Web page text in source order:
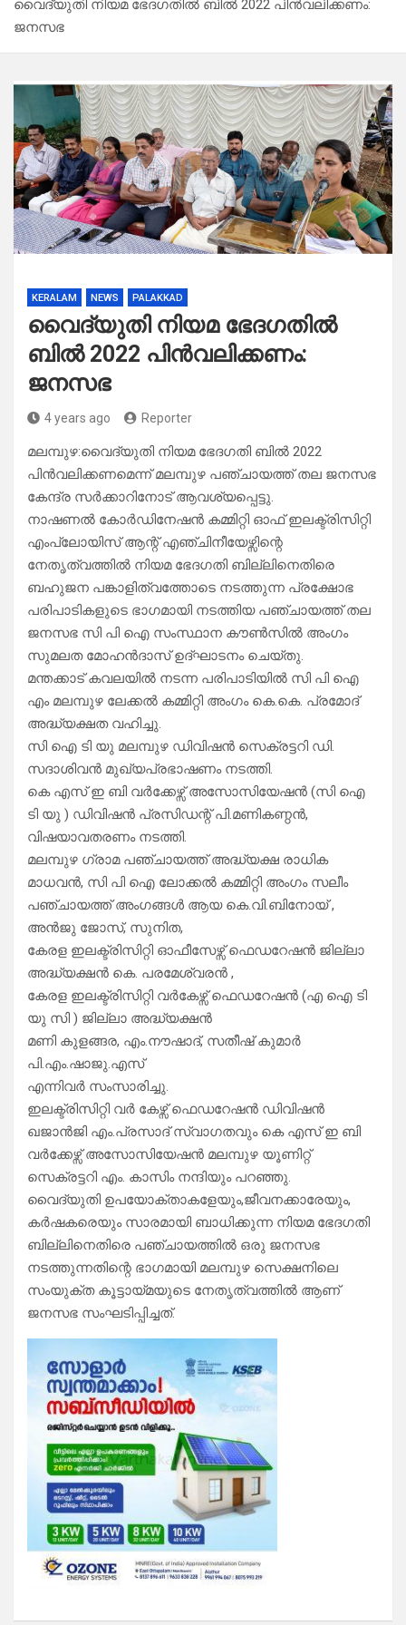
വൈദ്യുതി നിയമ ഭേദഗതിൽ ബിൽ 2022 പിൻവലിക്കണം:
ജനസഭ
KERALAM NEWS PALAKKAD
വൈദ്യുതി നിയമ ഭേദഗതിൽ
ബിൽ 2022 പിൻവലിക്കണം:
ജനസഭ
4 years ago Reporter
മലമ്പുഴ:വൈദ്യുതി നിയമ ഭേദഗതി ബിൽ 2022
പിൻവലിക്കണമെന്ന് മലമ്പുഴ പഞ്ചായത്ത് തല ജനസഭ
കേന്ദ്ര സർക്കാറിനോട് ആവശ്യപ്പെട്ടു.
നാഷണൽ കോർഡിനേഷൻ കമ്മിറ്റി ഓഫ് ഇലക്ട്രിസിറ്റി
എംപ്ലോയിസ് ആന്റ് എഞ്ചിനീയേഴ്സിന്റെ
നേതൃത്വത്തിൽ നിയമ ഭേദഗതി ബില്ലിനെതിരെ
ബഹുജന പങ്കാളിത്വത്തോടെ നടത്തുന്ന പ്രക്ഷോഭ
പരിപാടികളുടെ ഭാഗമായി നടത്തിയ പഞ്ചായത്ത് തല
ജനസഭ സി പി ഐ സംസ്ഥാന കൗൺസിൽ അംഗം
സുമലത മോഹൻദാസ് ഉദ്ഘാടനം ചെയ്തു.
മന്തക്കാട് കവലയിൽ നടന്ന പരിപാടിയിൽ സി പി ഐ
എം മലമ്പുഴ ലേക്കൽ കമ്മിറ്റി അംഗം കെ.കെ. പ്രമോദ്
അദ്ധ്യക്ഷത വഹിച്ചു.
സി ഐ ടി യു മലമ്പുഴ ഡിവിഷൻ സെക്രട്ടറി ഡി.
സദാശിവൻ മുഖ്യപ്രഭാഷണം നടത്തി.
കെ എസ് ഇ ബി വർക്കേഴ്സ് അസോസിയേഷൻ (സി ഐ
ടി യു ) ഡിവിഷൻ പ്രസിഡന്റ് പി.മണികണ്ഠൻ,
വിഷയാവതരണം നടത്തി.
മലമ്പുഴ ഗ്രാമ പഞ്ചായത്ത് അദ്ധ്യക്ഷ രാധിക
മാധവൻ, സി പി ഐ ലോക്കൽ കമ്മിറ്റി അംഗം സലീം
പഞ്ചായത്ത് അംഗങ്ങൾ ആയ കെ.വി.ബിനോയ് ,
അൻജു ജോസ്, സുനിത,
കേരള ഇലക്ട്രിസിറ്റി ഓഫീസേഴ്സ് ഫെഡറേഷൻ ജില്ലാ
അദ്ധ്യക്ഷൻ കെ. പരമേശ്വരൻ ,
കേരള ഇലക്ട്രിസിറ്റി വർകേഴ്സ് ഫെഡറേഷൻ (എ ഐ ടി
യു സി ) ജില്ലാ അദ്ധ്യക്ഷൻ
മണി കുളങ്ങര, എം.നൗഷാദ്, സതീഷ് കുമാർ
പി.എം.ഷാജു.എസ്
എന്നിവർ സംസാരിച്ചു.
ഇലക്ട്രിസിറ്റി വർ കേഴ്സ് ഫെഡറേഷൻ ഡിവിഷൻ
ഖജാൻജി എം.പ്രസാദ് സ്വാഗതവും കെ എസ് ഇ ബി
വർക്കേഴ്സ് അസോസിയേഷൻ മലമ്പുഴ യൂണിറ്റ്
സെക്രട്ടറി എം. കാസിം നന്ദിയും പറഞ്ഞു.
വൈദ്യുതി ഉപയോക്താകളേയും,ജീവനക്കാരേയും,
കർഷകരെയും സാരമായി ബാധിക്കുന്ന നിയമ ഭേദഗതി
ബില്ലിനെതിരെ പഞ്ചായത്തിൽ ഒരു ജനസഭ
നടത്തുന്നതിന്റെ ഭാഗമായി മലമ്പുഴ സെക്ഷനിലെ
സംയുക്ത കൂട്ടായ്മയുടെ നേതൃത്വത്തിൽ ആണ്
ജനസഭ സംഘടിപ്പിച്ചത്.